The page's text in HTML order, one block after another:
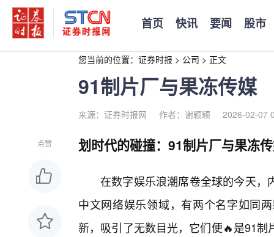
首页 快讯 要闻 股市
您当前的位置： 证券时报 > 公司 > 正文
91制片厂与果冻传媒
来源：证券时报网 作者：谢颖颖 2026-02-07
点赞 划时代的碰撞：91制片厂与果冻
在数字娱乐浪潮席卷全球的今天，
中文网络娱乐领域，有两个名字如同
新，吸引了无数目光，它们便🔥是91